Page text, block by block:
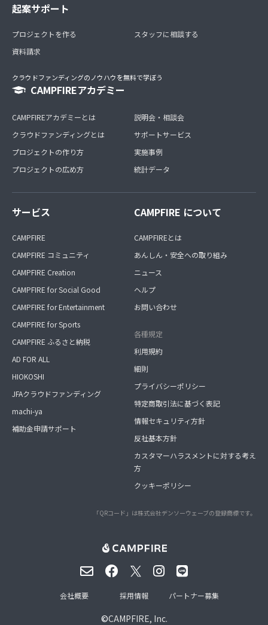
起案サポート
プロジェクトを作る
資料請求
スタッフに相談する
クラウドファンディングのノウハウを無料で学ぼう
CAMPFIREアカデミー
CAMPFIREアカデミーとは
クラウドファンディングとは
プロジェクトの作り方
プロジェクトの広め方
説明会・相談会
サポートサービス
実施事例
統計データ
サービス
CAMPFIRE
CAMPFIRE コミュニティ
CAMPFIRE Creation
CAMPFIRE for Social Good
CAMPFIRE for Entertainment
CAMPFIRE for Sports
CAMPFIRE ふるさと納税
AD FOR ALL
HIOKOSHI
JFAクラウドファンディング
machi-ya
補助金申請サポート
CAMPFIRE について
CAMPFIREとは
あんしん・安全への取り組み
ニュース
ヘルプ
お問い合わせ
各種規定
利用規約
細則
プライバシーポリシー
特定商取引法に基づく表記
情報セキュリティ方針
反社基本方針
カスタマーハラスメントに対する考え
方
クッキーポリシー
「QRコード」は株式会社デンソーウェーブの登録商標です。
©CAMPFIRE, Inc.
会社概要 採用情報 パートナー募集